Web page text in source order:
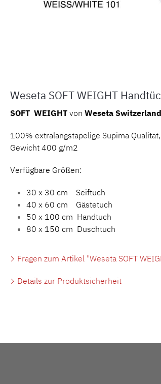
Weseta SOFT WEIGHT
SOFT WEIGHT von Weseta Switzerland
100% extralangstapelige Supima
Gewicht 400 g/m2
Verfügbare Größen:
30 x 30 cm Seiftuch
40 x 60 cm Gästetuch
50 x 100 cm Handtuch
80 x 150 cm Duschtuch
Fragen zum Artikel "Weseta SOFT
Details zur Produktsicherheit